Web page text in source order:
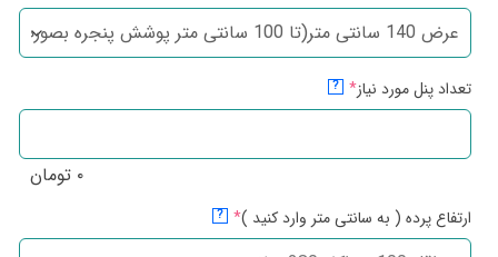
تعداد پنل مورد نیاز*
?
۰ تومان
ارتفاع پرده ( به سانتی متر وارد کنید )*
?